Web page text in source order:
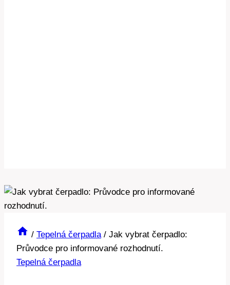
/ Tepelná čerpadla / Jak vybrat čerpadlo:
Průvodce pro informované rozhodnutí.
Tepelná čerpadla